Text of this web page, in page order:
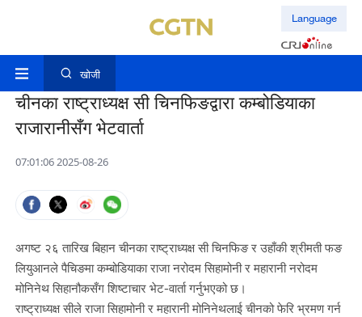
Language
खोजी
चीनका राष्ट्राध्यक्ष सी चिनफिङद्वारा कम्बोडियाका
राजारानीसँग भेटवार्ता
07:01:06 2025-08-26
अगष्ट २६ तारिख बिहान चीनका राष्ट्राध्यक्ष सी चिनफिङ र उहाँकी श्रीमती फङ
लियुआनले पैचिङमा कम्बोडियाका राजा नरोदम सिहामोनी र महारानी नरोदम
मोनिनेथ सिहानौकसँग शिष्टाचार भेट-वार्ता गर्नुभएको छ।
राष्ट्राध्यक्ष सीले राजा सिहामोनी र महारानी मोनिनेथलाई चीनको फेरि भ्रमण गर्न